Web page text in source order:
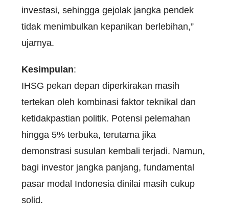
investasi, sehingga gejolak jangka pendek
tidak menimbulkan kepanikan berlebihan,”
ujarnya.
Kesimpulan:
IHSG pekan depan diperkirakan masih
tertekan oleh kombinasi faktor teknikal dan
ketidakpastian politik. Potensi pelemahan
hingga 5% terbuka, terutama jika
demonstrasi susulan kembali terjadi. Namun,
bagi investor jangka panjang, fundamental
pasar modal Indonesia dinilai masih cukup
solid.